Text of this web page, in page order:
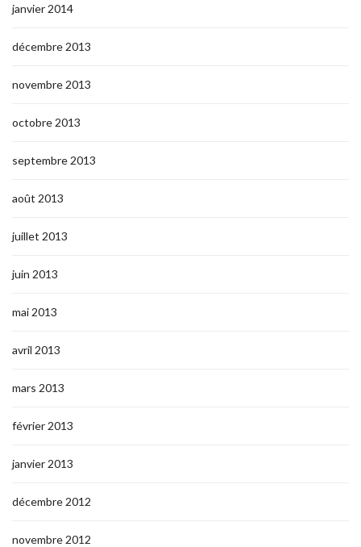
janvier 2014
décembre 2013
novembre 2013
octobre 2013
septembre 2013
août 2013
juillet 2013
juin 2013
mai 2013
avril 2013
mars 2013
février 2013
janvier 2013
décembre 2012
novembre 2012